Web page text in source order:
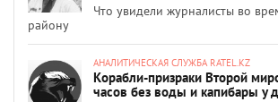
Что увидели журналисты во
району
АНАЛИТИЧЕСКАЯ СЛУЖБА RATEL.KZ
Корабли-призраки Второй
часов без воды и капибары у